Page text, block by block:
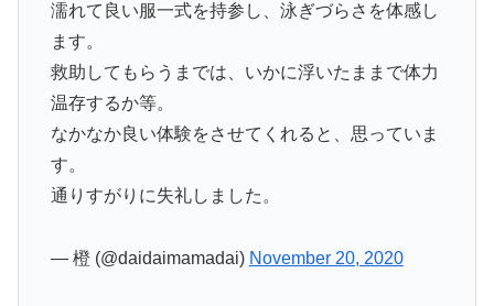
濡れて良い服一式を持参し、泳ぎづらさを体感し
ます。
救助してもらうまでは、いかに浮いたままで体力
温存するか等。
なかなか良い体験をさせてくれると、思っていま
す。
通りすがりに失礼しました。
— 橙 (@daidaimamadai) November 20, 2020